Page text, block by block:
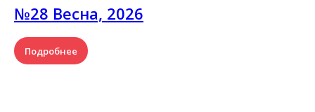
№28 Весна, 2026
Подробнее